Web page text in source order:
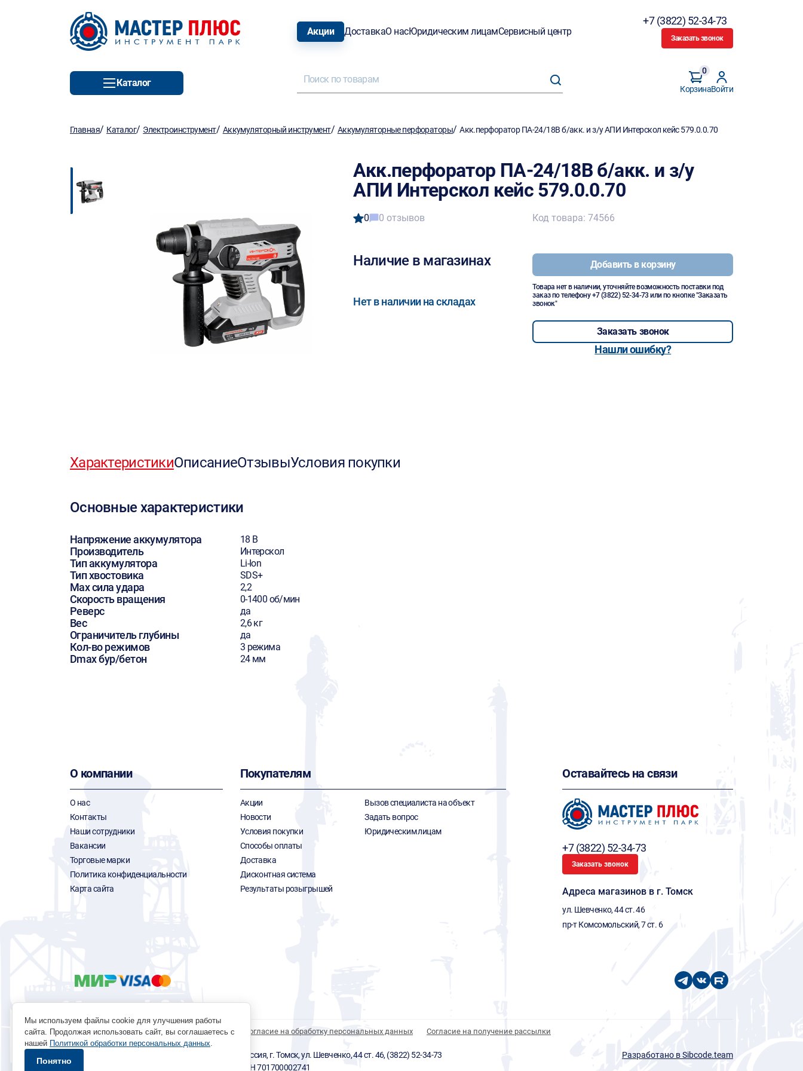
Акции ДоставкаО насЮридическим лицамСервисный центр
+7 (3822) 52-34-73
Заказать звонок
Каталог
Корзина
0
Войти
Главная/ Каталог/ Электроинструмент/ Аккумуляторный инструмент/ Аккумуляторные перфораторы/Акк.перфоратор ПА-24/18В б/акк. и з/у АПИ Интерскол кейс 579.0.0.70
Акк.перфоратор ПА-24/18В б/акк. и з/у
АПИ Интерскол кейс 579.0.0.70
0 0 отзывов
Наличие в магазинах
Нет в наличии на складах
Код товара: 74566
Добавить в корзину
Товара нет в наличии, уточняйте возможность поставки под
заказ по телефону+7 (3822) 52-34-73 или по кнопке "Заказать
звонок"
Заказать звонок
Нашли ошибку?
ХарактеристикиОписаниеОтзывыУсловия покупки
Основные характеристики
Напряжение аккумулятора 18 В
Производитель Интерскол
Тип аккумулятора Li-Ion
Тип хвостовика SDS+
Max сила удара 2,2
Скорость вращения 0-1400 об/мин
Реверс да
Вес 2,6 кг
Ограничитель глубины да
Кол-во режимов 3 режима
Dmax бур/бетон 24 мм
О компании
О нас
Контакты
Наши сотрудники
Вакансии
Торговые марки
Политика конфиденциальности
Карта сайта
Покупателям
Акции
Новости
Условия покупки
Способы оплаты
Доставка
Дисконтная система
Результаты розыгрышей
Вызов специалиста на объект
Задать вопрос
Юридическим лицам
Оставайтесь на связи
+7 (3822) 52-34-73
Заказать звонок
Адреса магазинов в г. Томск
ул. Шевченко, 44 ст. 46
пр-т Комсомольский, 7 ст. 6
Политика обработки персональных данных Согласие на обработку персональных данных Согласие на получение рассылки
© 1996 - 2026 инструмент парк «Мастер Плюс» Россия, г. Томск, ул. Шевченко, 44 ст. 46, (3822) 52-34-73
okp@masterplus.tomsk.ru ИП Брусницын Д.Н. ИНН 701700002741
Разработано в Sibcode.team
Мы используем файлы cookie для улучшения работы
сайта. Продолжая использовать сайт, вы соглашаетесь с
нашей Политикой обработки персональных данных.
Понятно